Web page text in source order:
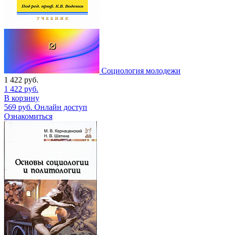
Социология молодежи
1 422 руб.
1 422 руб.
В корзину
569 руб. Онлайн доступ
Ознакомиться